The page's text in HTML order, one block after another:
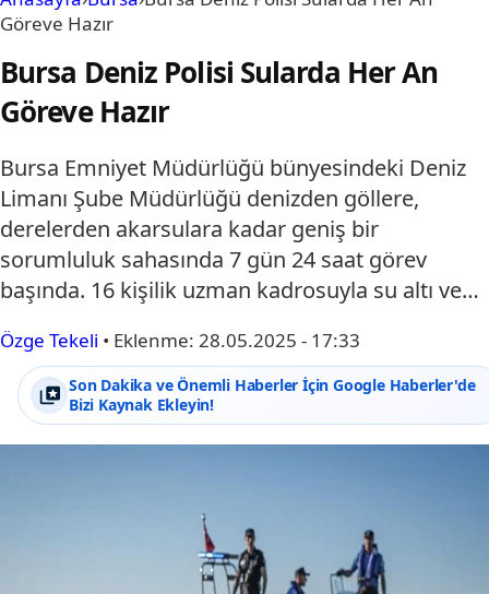
Göreve Hazır
Bursa Deniz Polisi Sularda Her An
Göreve Hazır
Bursa Emniyet Müdürlüğü bünyesindeki Deniz
Limanı Şube Müdürlüğü denizden göllere,
derelerden akarsulara kadar geniş bir
sorumluluk sahasında 7 gün 24 saat görev
başında. 16 kişilik uzman kadrosuyla su altı ve…
Özge Tekeli • Eklenme: 28.05.2025 - 17:33
Son Dakika ve Önemli Haberler İçin Google Haberler'de
Bizi Kaynak Ekleyin!